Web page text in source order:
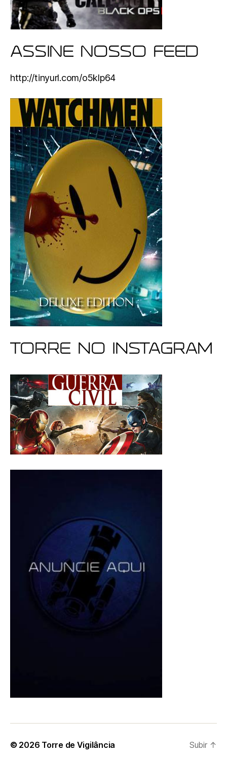
ASSINE NOSSO FEED
http://tinyurl.com/o5klp64
Torre no Instagram
© 2026 Torre de Vigilância Subir ↑